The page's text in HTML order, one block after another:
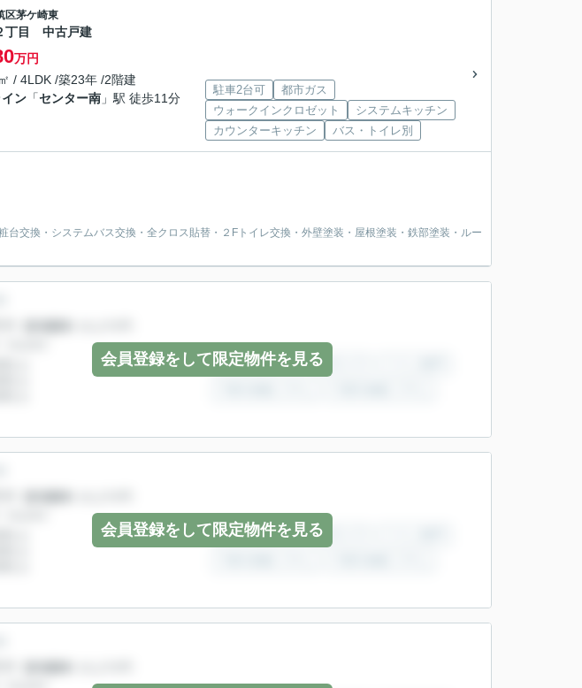
区茅ケ崎東
丁目 中古戸建
万円
/ 4LDK /築23年 /2階建
ン 「センター南 」駅 徒歩11分
駐車2台可
都市ガス
ウォークインクロゼット
システムキッチン
カウンターキッチン
バス・トイレ別
台交換・システムバス交換・全クロス貼替・２Fトイレ交換・外壁塗装・屋根塗装・鉄部塗装・ルー
会員登録をして限定物件を見る
会員登録をして限定物件を見る